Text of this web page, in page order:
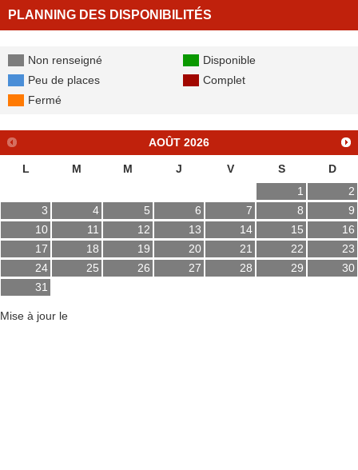
PLANNING DES DISPONIBILITÉS
Non renseigné
Disponible
Peu de places
Complet
Fermé
AOÛT 2026
L M M J V S
D
1
2
3
4 5 6 7 8
9
10
11 12 13 14 15
16
17
18 19 20 21 22
23
24
25 26 27 28 29
30
31
Mise à jour le